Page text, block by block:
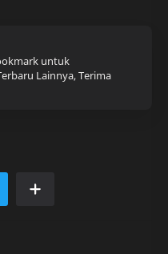
untuk
Lainnya, Terima